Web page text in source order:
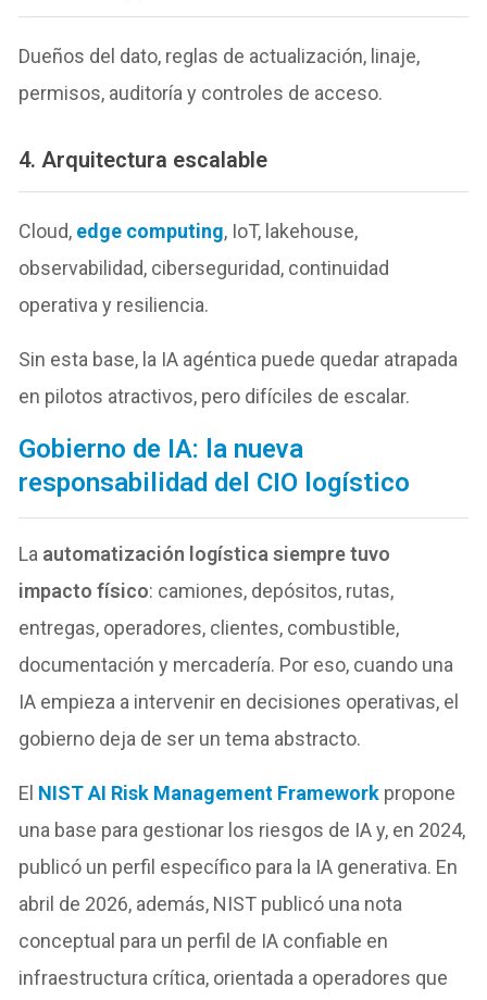
Dueños del dato, reglas de actualización, linaje,
permisos, auditoría y controles de acceso.
4. Arquitectura escalable
Cloud, edge computing, IoT, lakehouse,
observabilidad, ciberseguridad, continuidad
operativa y resiliencia.
Sin esta base, la IA agéntica puede quedar atrapada
en pilotos atractivos, pero difíciles de escalar.
Gobierno de IA: la nueva
responsabilidad del CIO logístico
La automatización logística siempre tuvo
impacto físico: camiones, depósitos, rutas,
entregas, operadores, clientes, combustible,
documentación y mercadería. Por eso, cuando una
IA empieza a intervenir en decisiones operativas, el
gobierno deja de ser un tema abstracto.
El NIST AI Risk Management Framework propone
una base para gestionar los riesgos de IA y, en 2024,
publicó un perfil específico para la IA generativa. En
abril de 2026, además, NIST publicó una nota
conceptual para un perfil de IA confiable en
infraestructura crítica, orientada a operadores que